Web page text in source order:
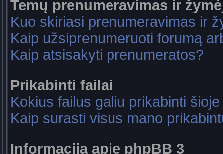
Temų prenumeravimas ir
Kuo skiriasi prenumeravimas ir
Kaip užsiprenumeruoti forumą
Kaip atsisakyti prenumeratos?
Prikabinti failai
Kokius failus galiu prikabinti
Kaip surasti visus mano
Informacija apie phpBB 3